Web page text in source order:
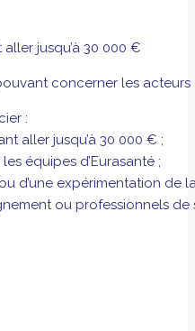
jusqu’à 30 000 €
concerner les
:
aller jusqu’à 30 000 € ;
équipes d’Eurasanté ;
d’une expérimentation de
ou professionnels de